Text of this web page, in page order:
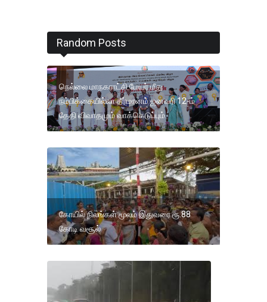
Random Posts
நெல்லை மாநகராட்சி மேயர் மீது
நம்பிக்கையில்லா தீர்மானம் ஜனவரி 12-ம்
தேதி விவாதமும் வாக்கெடுப்பும்.
கோயில் நிலங்கள் மூலம் இதுவரை ரூ.88
கோடி வசூல்